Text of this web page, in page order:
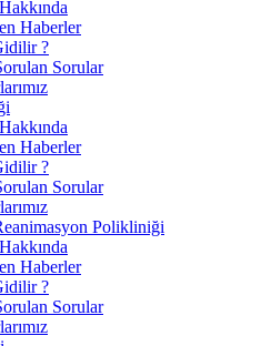
Haberler
?
Sorular
Haberler
?
Sorular
Polikliniği
Haberler
?
Sorular